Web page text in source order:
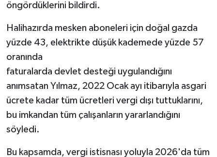
öngördüklerini bildirdi.
Halihazırda mesken aboneleri için doğal gazda
yüzde 43, elektrikte düşük kademede yüzde 57
oranında
faturalarda devlet desteği uygulandığını
anımsatan Yılmaz, 2022 Ocak ayı itibarıyla asgari
ücrete kadar tüm ücretleri vergi dışı tuttuklarını,
bu imkandan tüm çalışanların yararlandığını
söyledi.
Bu kapsamda, vergi istisnası yoluyla 2026'da tüm